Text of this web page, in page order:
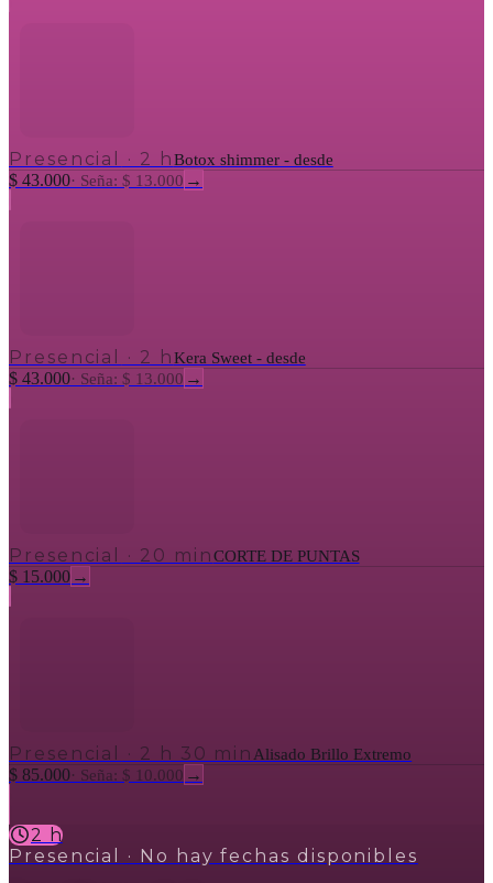
Presencial · 2 hBotox shimmer - desde
$ 43.000· Seña: $ 13.000 →
Presencial · 2 hKera Sweet - desde
$ 43.000· Seña: $ 13.000 →
Presencial · 20 minCORTE DE PUNTAS
$ 15.000 →
Presencial · 2 h 30 minAlisado Brillo Extremo
$ 85.000· Seña: $ 10.000 →
2 h
Presencial
· No hay fechas disponibles